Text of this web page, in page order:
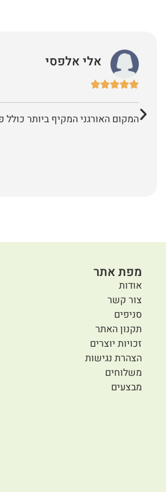
אלי אלפסי
המקום האורגני המקיף ביותר כולל
מפת אתר
אודות
צור קשר
סניפים
תקנון האתר
זכויות יוצרים
הצהרת נגישות
משלוחים
מבצעים